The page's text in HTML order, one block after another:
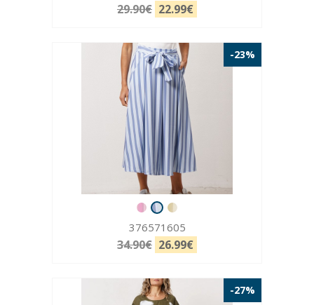
29.90€ 22.99€
-23%
376571605
34.90€ 26.99€
-27%